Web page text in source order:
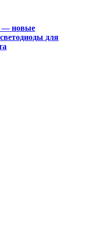
— новые
для